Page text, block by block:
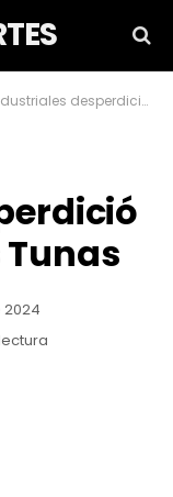
desperdició ventaja ante Las Tunas
2024